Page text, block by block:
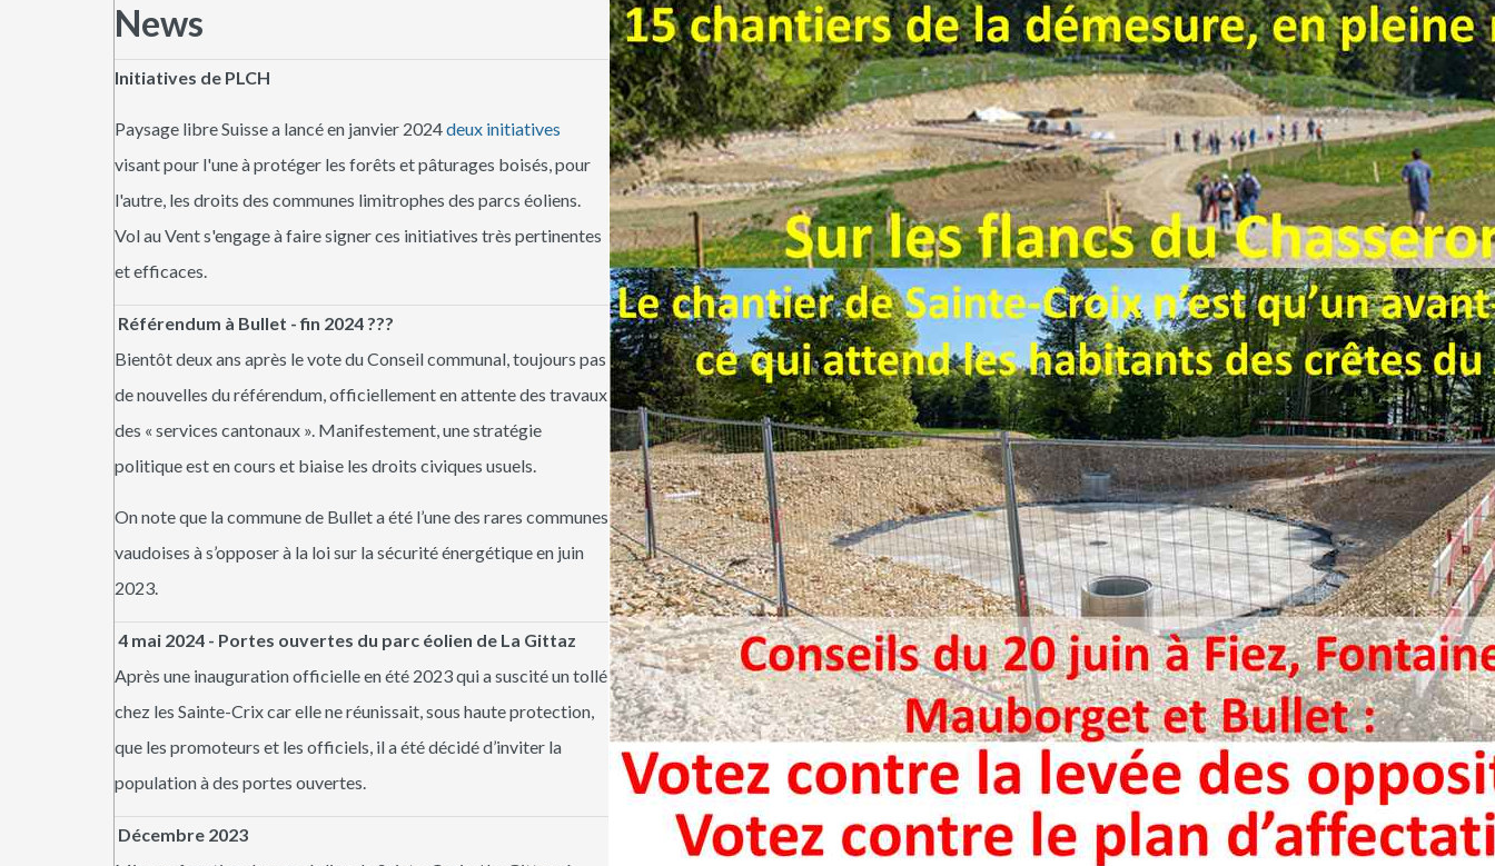
News
Initiatives de PLCH
Paysage libre Suisse a lancé en janvier 2024deux initiatives
visant pour l'une à protéger les forêts et pâturages boisés, pour
l'autre, les droits des communes limitrophes des parcs éoliens.
Vol au Vent s'engage à faire signer ces initiatives très pertinentes
et efficaces.
Référendum à Bullet - fin 2024 ???
Bientôt deux ans après le vote du Conseil communal, toujours pas
de nouvelles du référendum, officiellement en attente des travaux
des « services cantonaux ». Manifestement, une stratégie
politique est en cours et biaise les droits civiques usuels.
On note que la commune de Bullet a été l’une des rares communes
vaudoises à s’opposer à la loi sur la sécurité énergétique en juin
2023.
4 mai 2024 - Portes ouvertes du parc éolien de La Gittaz
Après une inauguration officielle en été 2023 qui a suscité un tollé
chez les Sainte-Crix car elle ne réunissait, sous haute protection,
que les promoteurs et les officiels, il a été décidé d’inviter la
population à des portes ouvertes.
Décembre 2023